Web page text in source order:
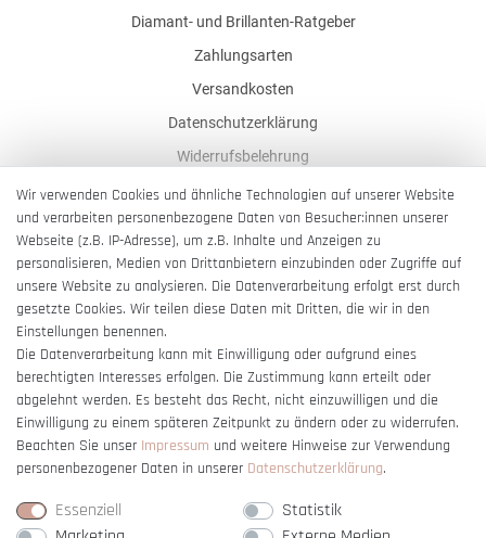
Diamant- und Brillanten-Ratgeber
Zahlungsarten
Versandkosten
Datenschutzerklärung
Widerrufsbelehrung
AGB
Impressum
Barrierefreiheitserklärung
Vertrag widerrufen
Wir verwenden Cookies und ähnliche Technologien auf unserer Website
und verarbeiten personenbezogene Daten von Besucher:innen unserer
Webseite (z.B. IP-Adresse), um z.B. Inhalte und Anzeigen zu
personalisieren, Medien von Drittanbietern einzubinden oder Zugriffe auf
unsere Website zu analysieren. Die Datenverarbeitung erfolgt erst durch
gesetzte Cookies. Wir teilen diese Daten mit Dritten, die wir in den
Einstellungen benennen.
Die Datenverarbeitung kann mit Einwilligung oder aufgrund eines
berechtigten Interesses erfolgen. Die Zustimmung kann erteilt oder
abgelehnt werden. Es besteht das Recht, nicht einzuwilligen und die
Einwilligung zu einem späteren Zeitpunkt zu ändern oder zu widerrufen.
Beachten Sie unser Impressum und weitere Hinweise zur Verwendung
personenbezogener Daten in unserer Daten­schutz­erklärung.
Essenziell
Statistik